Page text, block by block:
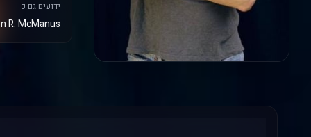
ידועים גם כ
R. McManus,|,